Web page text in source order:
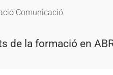
Comunicació
de la formació en